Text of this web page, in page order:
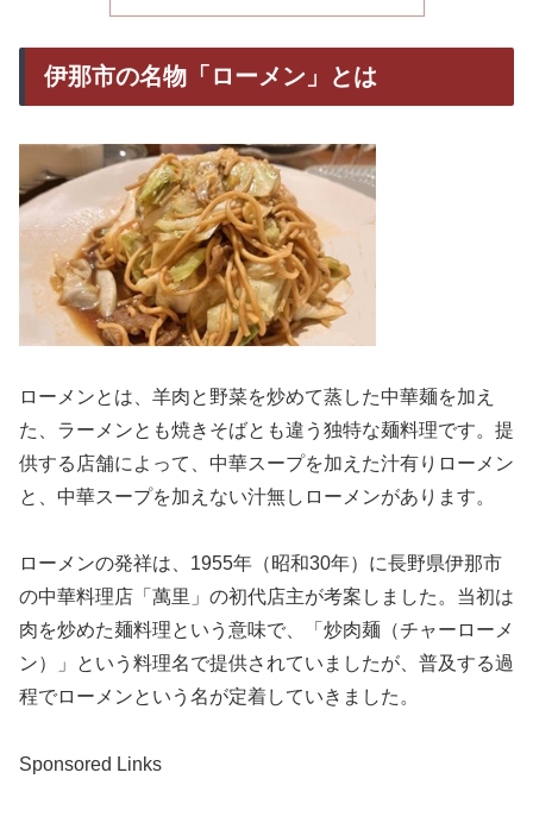
伊那市の名物「ローメン」とは
ローメンとは、羊肉と野菜を炒めて蒸した中華麺を加え
た、ラーメンとも焼きそばとも違う独特な麺料理です。提
供する店舗によって、中華スープを加えた汁有りローメン
と、中華スープを加えない汁無しローメンがあります。
ローメンの発祥は、1955年（昭和30年）に長野県伊那市
の中華料理店「萬里」の初代店主が考案しました。当初は
肉を炒めた麺料理という意味で、「炒肉麺（チャーローメ
ン）」という料理名で提供されていましたが、普及する過
程でローメンという名が定着していきました。
Sponsored Links